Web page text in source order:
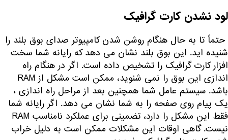
لود نشدن کارت گرافیک
حتماً تا به حال هنگام روشن شدن کامپیوتر صدای بوق بلند را
شنیده اید. این بوق بلند نشان می دهد که رایانه شما سخت
افزار کارت گرافیک را تشخیص داده است. اگر در هنگام راه
اندازی این بوق را نمی شنوید، ممکن است مشکل از RAM
باشد. سیستم عامل شما همچنین بعد از مراحل راه اندازی ،
یک پیام روی صفحه را به شما نشان می دهد. اگر رایانه شما
فقط این مشکل را دارد، تضمینی برای عملکرد نامناسب RAM
نیست. گاهی اوقات این مشکلات ممکن است به دلیل خراب